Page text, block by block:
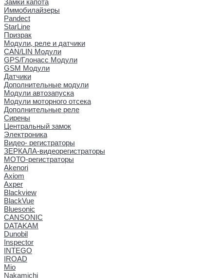
Замки капота
Иммобилайзеры
Pandect
StarLine
Призрак
Модули, реле и датчики
CAN/LIN Модули
GPS/Глонасс Модули
GSM Модули
Датчики
Дополнительные модули
Модули автозапуска
Модули моторного отсека
Дополнительные реле
Сирены
Центральный замок
Электроника
Видео- регистраторы
ЗЕРКАЛА-видеорегистраторы
МОТО-регистраторы
Akenori
Axiom
Axper
Blackview
BlackVue
Bluesonic
CANSONIC
DATAKAM
Dunobil
Inspector
INTEGO
IROAD
Mio
Nakamichi